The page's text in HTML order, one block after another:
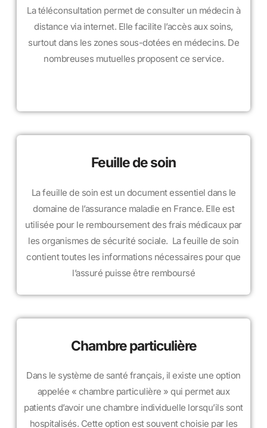
La téléconsultation permet de consulter un médecin à
distance via internet. Elle facilite l’accès aux soins,
surtout dans les zones sous-dotées en médecins. De
nombreuses mutuelles proposent ce service.
Feuille de soin
​La feuille de soin est un document essentiel dans le
domaine de l’assurance maladie en France. Elle est
utilisée pour le remboursement des frais médicaux par
les organismes de sécurité sociale. La feuille de soin
contient toutes les informations nécessaires pour que
l’assuré puisse être remboursé
Chambre particulière
Dans le système de santé français, il existe une option
appelée « chambre particulière » qui permet aux
patients d’avoir une chambre individuelle lorsqu’ils sont
hospitalisés. Cette option est souvent choisie par les